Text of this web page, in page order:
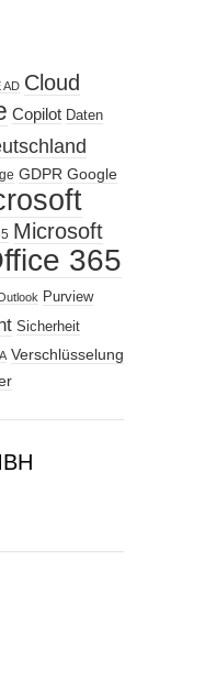
AD Cloud
Copilot Daten
GDPR Google
Microsoft
365
Purview
Sicherheit
Verschlüsselung